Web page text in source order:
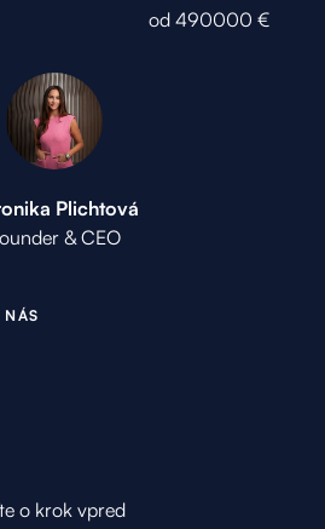
od 490000 €
Plichtová
& CEO
NÁS
o krok vpred